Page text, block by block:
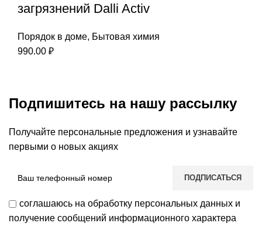
загрязнений Dalli Activ
Порядок в доме, Бытовая химия
990.00 ₽
Подпишитесь на нашу рассылку
Получайте персональные предложения и узнавайте
первыми о новых акциях
соглашаюсь на обработку персональных данных и
получение сообщений информационного характера